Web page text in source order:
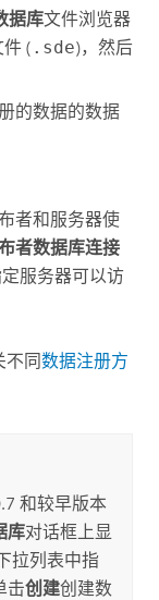
据库文件浏览器
( .sde)，然后
的数据的数据
者和服务器使
者数据库连接
服务器可以访
同数据注册方
和较早版本
库对话框上显
拉列表中指
击创建创建数